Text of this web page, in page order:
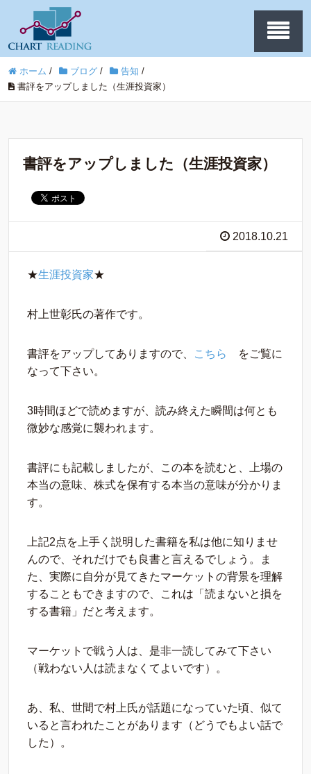
ホーム / ブログ / 告知 /
書評をアップしました（生涯投資家）
書評をアップしました（生涯投資家）
2018.10.21
★生涯投資家★
村上世彰氏の著作です。
書評をアップしてありますので、 こちら
をご覧に
なって下さい。
3時間ほどで読めますが、読み終えた瞬間は何とも
微妙な感覚に襲われます。
書評にも記載しましたが、この本を読むと、上場の
本当の意味、株式を保有する本当の意味が分かりま
す。
上記2点を上手く説明した書籍を私は他に知りませ
んので、それだけでも良書と言えるでしょう。ま
た、実際に自分が見てきたマーケットの背景を理解
することもできますので、これは「読まないと損を
する書籍」だと考えます。
マーケットで戦う人は、是非一読してみて下さい
（戦わない人は読まなくてよいです）。
あ、私、世間で村上氏が話題になっていた頃、似て
いると言われたことがあります（どうでもよい話で
した）。